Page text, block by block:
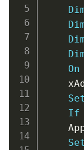
On
Set
If
Set